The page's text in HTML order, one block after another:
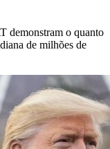
demonstram o quanto
de milhões de